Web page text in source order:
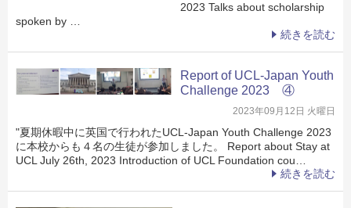
2023 Talks about scholarship
spoken by …
続きを読む
Report of UCL-Japan Youth
Challenge 2023 ④
2023年09月12日 火曜日
"夏期休暇中に英国で行われたUCL-Japan Youth Challenge 2023
に本校からも４名の生徒が参加しました。 Report about Stay at
UCL July 26th, 2023 Introduction of UCL Foundation cou…
続きを読む